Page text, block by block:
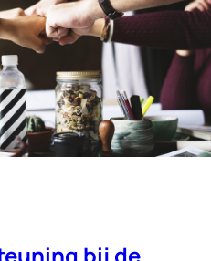
Intrinsieke
Motivatie:
Mijn
Ervaring
met
Signi
Zoekhonden
bij de